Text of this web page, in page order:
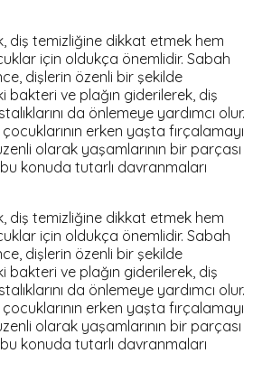
diş temizliğine dikkat etmek hem
için oldukça önemlidir. Sabah
dişlerin özenli bir şekilde
bakteri ve plağın giderilerek, diş
da önlemeye yardımcı olur.
erken yaşta fırçalamayı
olarak yaşamlarının bir parçası
konuda tutarlı davranmaları
diş temizliğine dikkat etmek hem
için oldukça önemlidir. Sabah
dişlerin özenli bir şekilde
bakteri ve plağın giderilerek, diş
da önlemeye yardımcı olur.
erken yaşta fırçalamayı
olarak yaşamlarının bir parçası
konuda tutarlı davranmaları